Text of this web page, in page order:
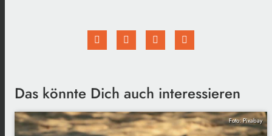
Das könnte Dich auch interessieren
Foto: Pixabay